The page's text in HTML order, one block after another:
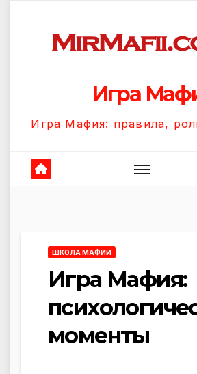
содержанию
Игра
Игра Мафия: правила,
ШКОЛА МАФИИ
Игра Мафия:
моменты